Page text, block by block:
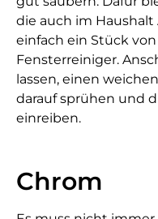
die auch im
einfach ein Stück
Fensterreiniger.
lassen, einen
darauf sprühen und
einreiben.
Chrom